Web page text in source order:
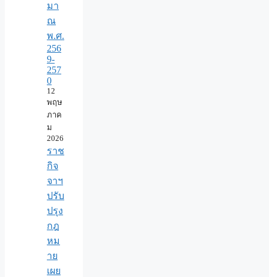
มา
ณ
พ.ศ.
256
9-
257
0
12
พฤษ
ภาค
ม
2026
ราช
กิจ
จาฯ
ปรับ
ปรุง
กฎ
หม
าย
เผย